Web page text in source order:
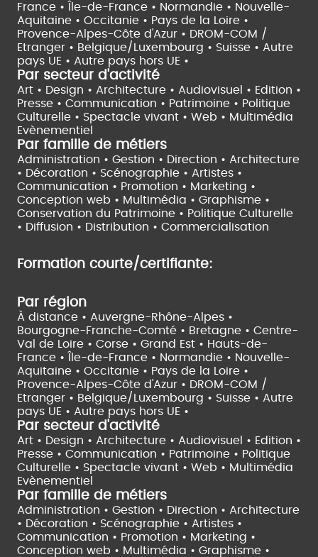
France •
Île-de-France • Normandie • Nouvelle-
Aquitaine • Occitanie • Pays de la Loire •
Provence-Alpes-Côte d'Azur • DROM-COM /
Etranger • Belgique/Luxembourg • Suisse • Autre
pays UE • Autre pays hors UE •
Par secteur d'activité
Art • Design • Architecture • Audiovisuel • Edition •
Presse • Communication • Patrimoine • Politique
Culturelle • Spectacle vivant • Web • Multimédia
Evènementiel
Par famille de métiers
Administration • Gestion • Direction • Architecture
• Décoration • Scénographie • Artistes •
Communication • Promotion • Marketing •
Conception web • Multimédia • Graphisme •
Conservation du Patrimoine • Politique Culturelle
• Diffusion • Distribution • Commercialisation
Formation courte/certifiante:
Par région
À distance • Auvergne-Rhône-Alpes •
Bourgogne-Franche-Comté • Bretagne • Centre-
Val de Loire • Corse • Grand Est • Hauts-de-
France •
Île-de-France • Normandie • Nouvelle-
Aquitaine • Occitanie • Pays de la Loire •
Provence-Alpes-Côte d'Azur • DROM-COM /
Etranger • Belgique/Luxembourg • Suisse • Autre
pays UE • Autre pays hors UE •
Par secteur d'activité
Art • Design • Architecture • Audiovisuel • Edition •
Presse • Communication • Patrimoine • Politique
Culturelle • Spectacle vivant • Web • Multimédia
Evènementiel
Par famille de métiers
Administration • Gestion • Direction • Architecture
• Décoration • Scénographie • Artistes •
Communication • Promotion • Marketing •
Conception web • Multimédia • Graphisme •